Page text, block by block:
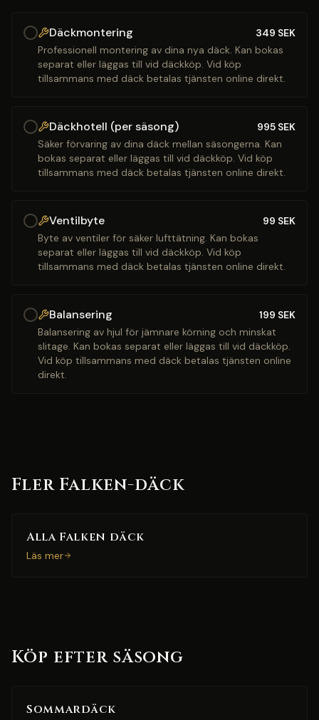
Däckmontering 349 SEK
Professionell montering av dina nya däck. Kan bokas
separat eller läggas till vid däckköp. Vid köp
tillsammans med däck betalas tjänsten online direkt.
Däckhotell (per säsong) 995 SEK
Säker förvaring av dina däck mellan säsongerna. Kan
bokas separat eller läggas till vid däckköp. Vid köp
tillsammans med däck betalas tjänsten online direkt.
Ventilbyte 99 SEK
Byte av ventiler för säker lufttätning. Kan bokas
separat eller läggas till vid däckköp. Vid köp
tillsammans med däck betalas tjänsten online direkt.
Balansering 199 SEK
Balansering av hjul för jämnare körning och minskat
slitage. Kan bokas separat eller läggas till vid däckköp.
Vid köp tillsammans med däck betalas tjänsten online
direkt.
Fler Falken-däck
Alla Falken däck
Läs mer
Köp efter säsong
Sommardäck